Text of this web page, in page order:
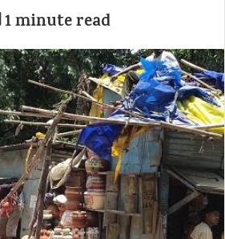
1 minute read